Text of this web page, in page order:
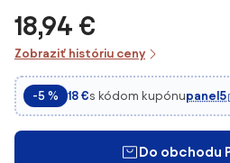
18,94 €
Zobraziť históriu ceny
-5 % 18 €s kódom kupónupanel5
Do obchodu